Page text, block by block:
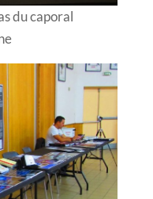
du caporal